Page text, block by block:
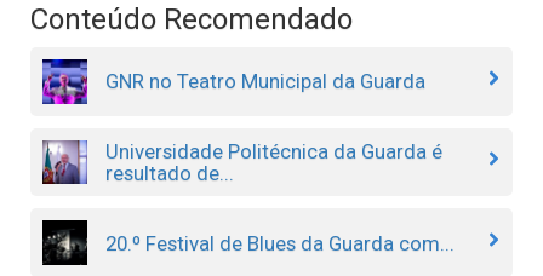
Conteúdo Recomendado
GNR no Teatro Municipal da Guarda
Universidade Politécnica da Guarda é
resultado de...
20.º Festival de Blues da Guarda com...